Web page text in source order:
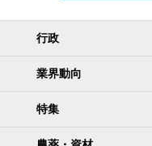
行政
業界動向
特集